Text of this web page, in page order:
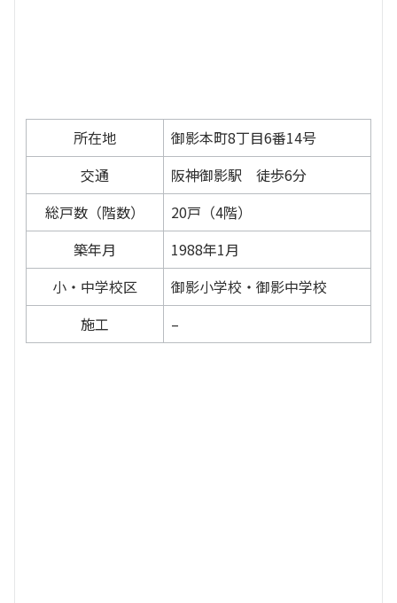
所在地
御影本町8丁目6番14号
交通
阪神御影駅 徒歩6分
総戸数（階数）
20戸（4階）
築年月
1988年1月
小・中学校区
御影小学校・御影中学校
施工
–